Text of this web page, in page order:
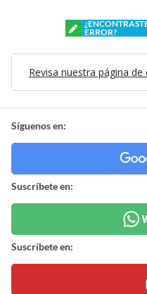
ERROR?
Revisa nuestra página de
Síguenos en:
Suscríbete en:
Suscríbete en: